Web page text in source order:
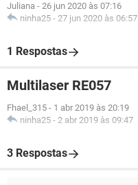
Juliana - 26 jun 2020 às 07:16
ninha25 - 27 jun 2020 às 06:57
1 Respostas
Multilaser RE057
Fhael_315 - 1 abr 2019 às 20:19
ninha25 - 2 abr 2019 às 09:47
3 Respostas